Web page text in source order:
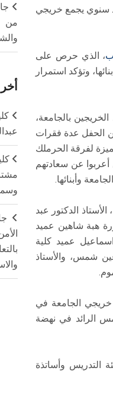
سنوي يجمع خريجي
، الذي حرص على
وتؤكد استمرار
بالجامعة،
الحفل عدة فقرات
لفرقة الحرملك
عن سعادتهم
وأبنائها.
الدكتور عبد
هبة شاهين عميد
اسماعيل عميد كلية
شمس، والأستاذ
الجامعة في
الرائد في نهضة
التدريس وأساتذة
من